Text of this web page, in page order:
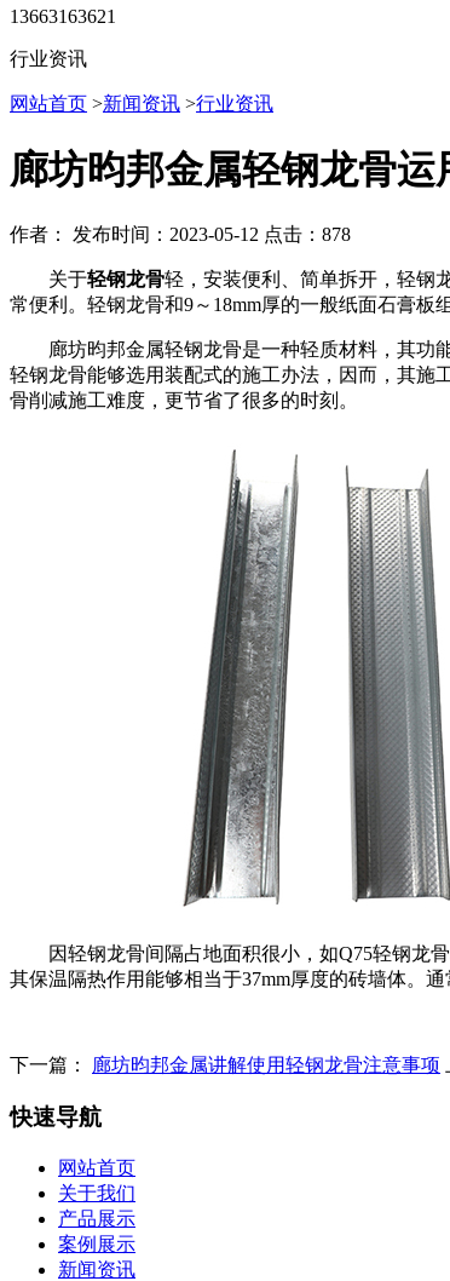
13663163621
行业资讯
网站首页 >新闻资讯 >行业资讯
廊坊昀邦金属轻钢龙骨运
作者： 发布时间：2023-05-12 点击：878
关于轻钢龙骨轻，安装便利、简单拆开，轻钢
常便利。轻钢龙骨和9～18mm厚的一般纸面石膏板
廊坊昀邦金属轻钢龙骨是一种轻质材料，其功
轻钢龙骨能够选用装配式的施工办法，因而，其施
骨削减施工难度，更节省了很多的时刻。
因轻钢龙骨间隔占地面积很小，如Q75轻钢龙
其保温隔热作用能够相当于37mm厚度的砖墙体。
下一篇： 廊坊昀邦金属讲解使用轻钢龙骨注意事项
快速导航
网站首页
关于我们
产品展示
案例展示
新闻资讯